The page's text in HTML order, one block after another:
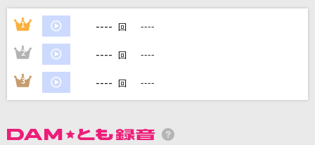
DAMに会員登録・ログインして
自宅でカラオケ歌い放題！
1 ---- 回 ----
2 ---- 回 ----
3 ---- 回 ----